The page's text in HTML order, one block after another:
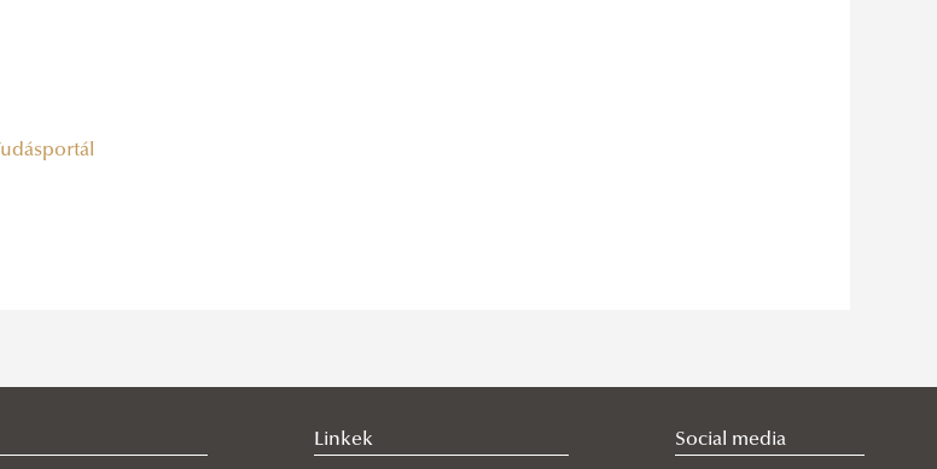
Linkek Social media